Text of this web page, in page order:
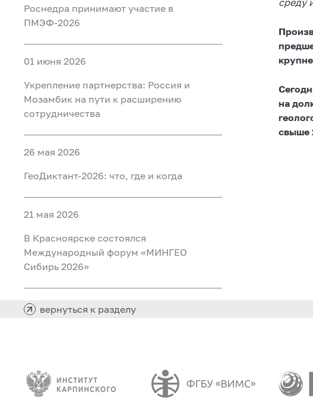
Роснедра принимают участие в
ПМЭФ-2026
01 июня 2026
Укрепление партнерства: Россия и
Мозамбик на пути к расширению
сотрудничества
26 мая 2026
ГеоДиктант-2026: что, где и когда
21 мая 2026
В Красноярске состоялся
Международный форум «МИНГЕО
Сибирь 2026»
на
свыше
вернуться к разделу